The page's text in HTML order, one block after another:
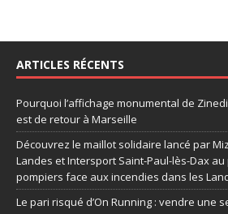
ARTICLES RÉCENTS
Pourquoi l’affichage monumental de
est de retour à Marseille
Découvrez le maillot solidaire lancé par
Landes et Intersport Saint-Paul-lès-Dax
pompiers face aux incendies dans les
Le pari risqué d’On Running : vendre une